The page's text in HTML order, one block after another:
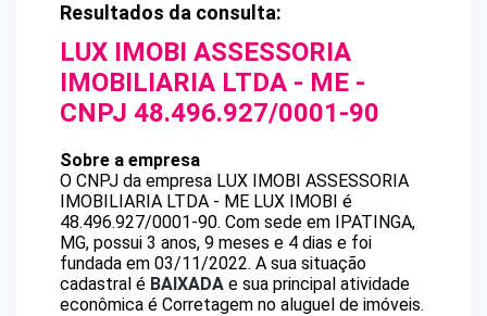
Resultados da consulta:
LUX IMOBI ASSESSORIA
IMOBILIARIA LTDA - ME -
CNPJ 48.496.927/0001-90
Sobre a empresa
O CNPJ da empresa LUX IMOBI ASSESSORIA
IMOBILIARIA LTDA - ME LUX IMOBI é
48.496.927/0001-90. Com sede em IPATINGA,
MG, possui 3 anos, 9 meses e 4 dias e foi
fundada em 03/11/2022. A sua situação
cadastral é BAIXADA e sua principal atividade
econômica é Corretagem no aluguel de imóveis.